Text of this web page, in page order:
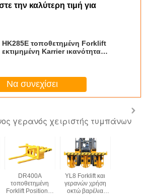
την καλύτερη τιμή για
HK285E τοποθετημένη Forklift
εκτιμημένη Karrier ικανότητα
Να συνεχίσει
γερανός χειριστής τυμπάνων
DR400A
τοποθετημένη
Forklift Positioner
YL8 Forklift και
γερανών χρήση
οκτώ βαρέλια